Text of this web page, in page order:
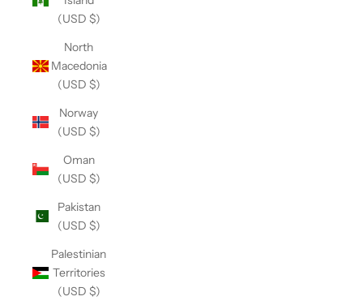
(USD $)
North
Macedonia
(USD $)
Norway
(USD $)
Oman
(USD $)
Pakistan
(USD $)
Palestinian
Territories
(USD $)